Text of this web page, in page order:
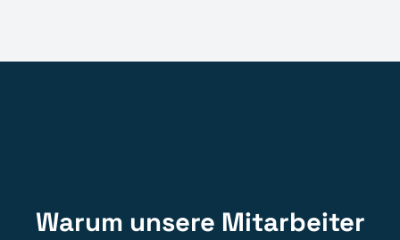
Warum unsere Mitarbeiter